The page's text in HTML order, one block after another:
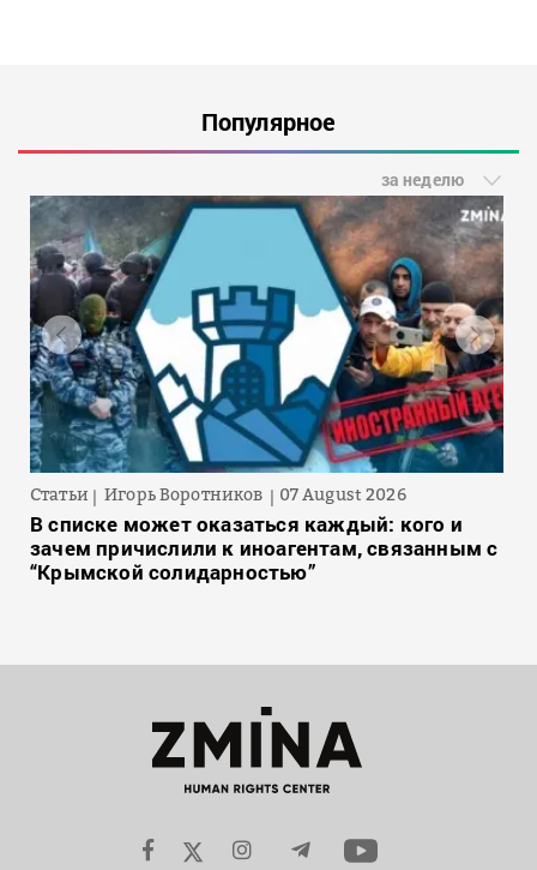
Популярное
за неделю
Статьи Игорь Воротников 07 August 2026
В списке может оказаться каждый: кого и
зачем причислили к иноагентам, связанным с
“Крымской солидарностью”